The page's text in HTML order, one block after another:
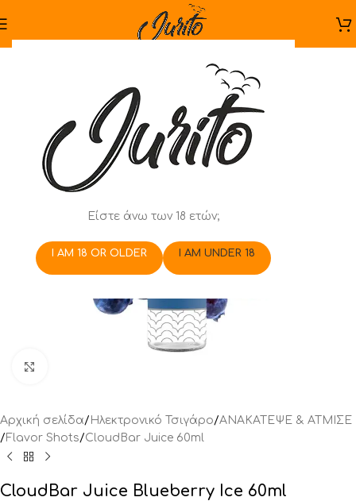
Είστε άνω των 18 ετών;
I AM 18 OR OLDER I AM UNDER 18
Αρχική σελίδα/ Ηλεκτρονικό Τσιγάρο/ΑΝΑΚΑΤΕΨΕ & ΑΤΜΙΣΕ
/Flavor Shots/CloudBar Juice 60ml
CloudBar Juice Blueberry Ice 60ml